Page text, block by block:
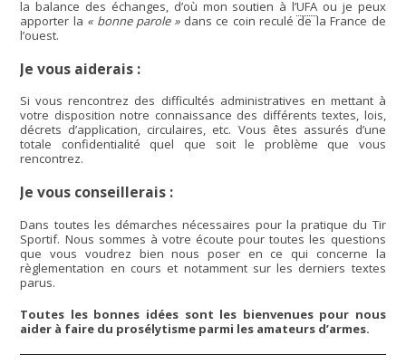
la balance des échanges, d’où mon soutien à l’UFA ou je peux
apporter la « bonne parole »dans ce coin reculé de la France de
l’ouest.
Je vous aiderais :
Si vous rencontrez des difficultés administratives en mettant à
votre disposition notre connaissance des différents textes, lois,
décrets d’application, circulaires, etc. Vous êtes assurés d’une
totale confidentialité quel que soit le problème que vous
rencontrez.
Je vous conseillerais :
Dans toutes les démarches nécessaires pour la pratique du Tir
Sportif. Nous sommes à votre écoute pour toutes les questions
que vous voudrez bien nous poser en ce qui concerne la
règlementation en cours et notamment sur les derniers textes
parus.
Toutes les bonnes idées sont les bienvenues pour nous
aider à faire du prosélytisme parmi les amateurs d’armes.